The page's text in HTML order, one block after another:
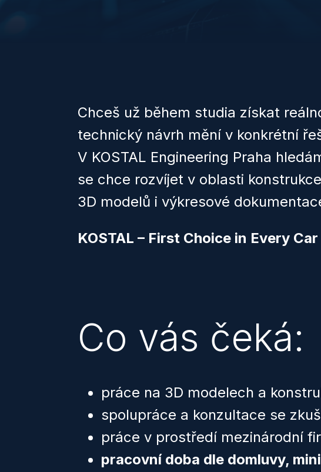
Chceš už během studia získat
technický návrh mění v konkrétní
V KOSTAL Engineering Praha
se chce rozvíjet v oblasti
3D modelů i výkresové
KOSTAL – First Choice in Every Car
Co vás čeká:
práce na 3D modelech a
spolupráce a konzultace se
práce v prostředí mezinárodní
pracovní doba dle domluvy,